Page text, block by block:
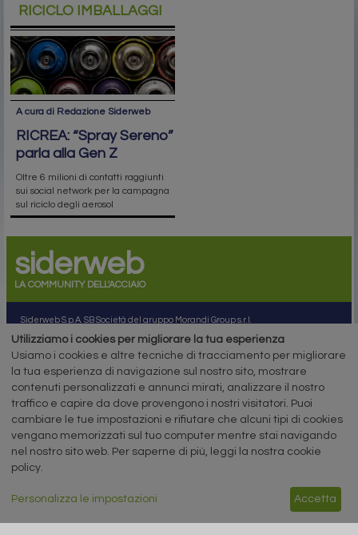
RICICLO IMBALLAGGI
A cura di Redazione Siderweb
RICREA: “Spray Sereno”
parla alla Gen Z
Oltre 6 milioni di contatti raggiunti
sui social network per la campagna
sul riciclo degli aerosol
siderweb
LA COMMUNITY DELL'ACCIAIO
Siderweb S.p.A. SB Società del gruppo Morandi Group s.r.l.
ISSN 2532-2982
Sede sociale: Flero (Brescia) Via Don Milani 5
+39 030 254 00 06
E.
info@siderweb.com
Copyright siderweb spa sb
Tutti i diritti sono riservati
Privacy policy
Digital Services Act Policy
MENU
SEGUICI SUI NOSTRI
SOCIAL NETWORK
Utilizziamo i cookies per migliorare la tua esperienza
Usiamo i cookies e altre tecniche di tracciamento per migliorare
la tua esperienza di navigazione sul nostro sito, mostrare
contenuti personalizzati e annunci mirati, analizzare il nostro
traffico e capire da dove provengono i nostri visitatori. Puoi
cambiare le tue impostazioni e rifiutare che alcuni tipi di cookies
vengano memorizzati sul tuo computer mentre stai navigando
nel nostro sito web. Per saperne di più, leggi la nostra cookie
policy.
Personalizza le impostazioni Accetta